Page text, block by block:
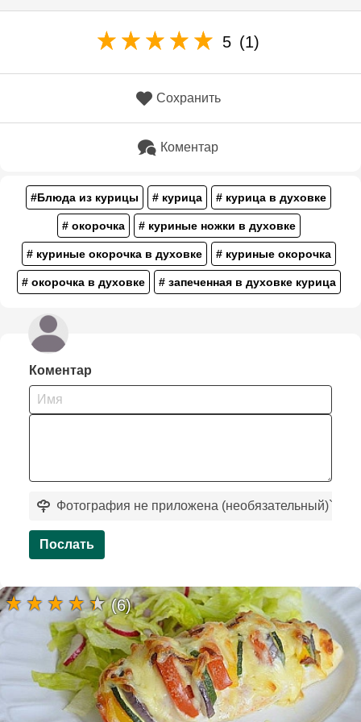
5 (1)
Сохранить
Коментар
#Блюда из курицы # курица # курица в духовке
# окорочка # куриные ножки в духовке
# куриные окорочка в духовке # куриные окорочка
# окорочка в духовке # запеченная в духовке курица
Коментар
Фотография не приложена (необязательный)`
Послать
(6)